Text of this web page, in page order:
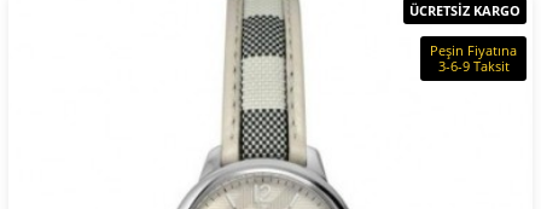
ÜCRETSİZ KARGO
Peşin Fiyatına
3-6-9 Taksit